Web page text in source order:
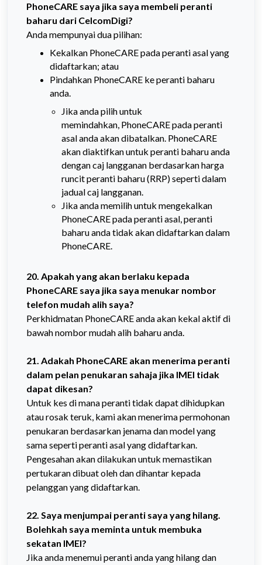
PhoneCARE saya jika saya membeli peranti
baharu dari CelcomDigi?
Anda mempunyai dua pilihan:
Kekalkan PhoneCARE pada peranti asal yang
didaftarkan; atau
Pindahkan PhoneCARE ke peranti baharu
anda.
Jika anda pilih untuk
memindahkan, PhoneCARE pada peranti
asal anda akan dibatalkan. PhoneCARE
akan diaktifkan untuk peranti baharu anda
dengan caj langganan berdasarkan harga
runcit peranti baharu (RRP) seperti dalam
jadual caj langganan.
Jika anda memilih untuk mengekalkan
PhoneCARE pada peranti asal, peranti
baharu anda tidak akan didaftarkan dalam
PhoneCARE.
20. Apakah yang akan berlaku kepada
PhoneCARE saya jika saya menukar nombor
telefon mudah alih saya?
Perkhidmatan PhoneCARE anda akan kekal aktif di
bawah nombor mudah alih baharu anda.
21. Adakah PhoneCARE akan menerima peranti
dalam pelan penukaran sahaja jika IMEI tidak
dapat dikesan?
Untuk kes di mana peranti tidak dapat dihidupkan
atau rosak teruk, kami akan menerima permohonan
penukaran berdasarkan jenama dan model yang
sama seperti peranti asal yang didaftarkan.
Pengesahan akan dilakukan untuk memastikan
pertukaran dibuat oleh dan dihantar kepada
pelanggan yang didaftarkan.
22. Saya menjumpai peranti saya yang hilang.
Bolehkah saya meminta untuk membuka
sekatan IMEI?
Jika anda menemui peranti anda yang hilang dan